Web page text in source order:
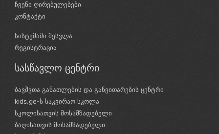
ჩვენი ღირებულებები
კონტაქტი
სისტემაში შესვლა
რეგისტრაცია
სასწავლო ცენტრი
ბავშვთა განათლების და განვითარების ცენტრი
kids.ge-ს საკვირაო სკოლა
სკოლისათვის მოსამზადებელი
ბაღისათვის მოსამზადებელი